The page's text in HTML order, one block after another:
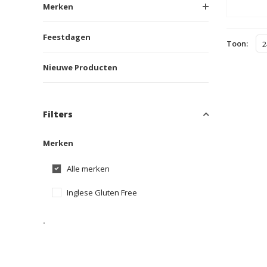
Merken
Feestdagen
Nieuwe Producten
Filters
Merken
Alle merken
Inglese Gluten Free
.
Toon: